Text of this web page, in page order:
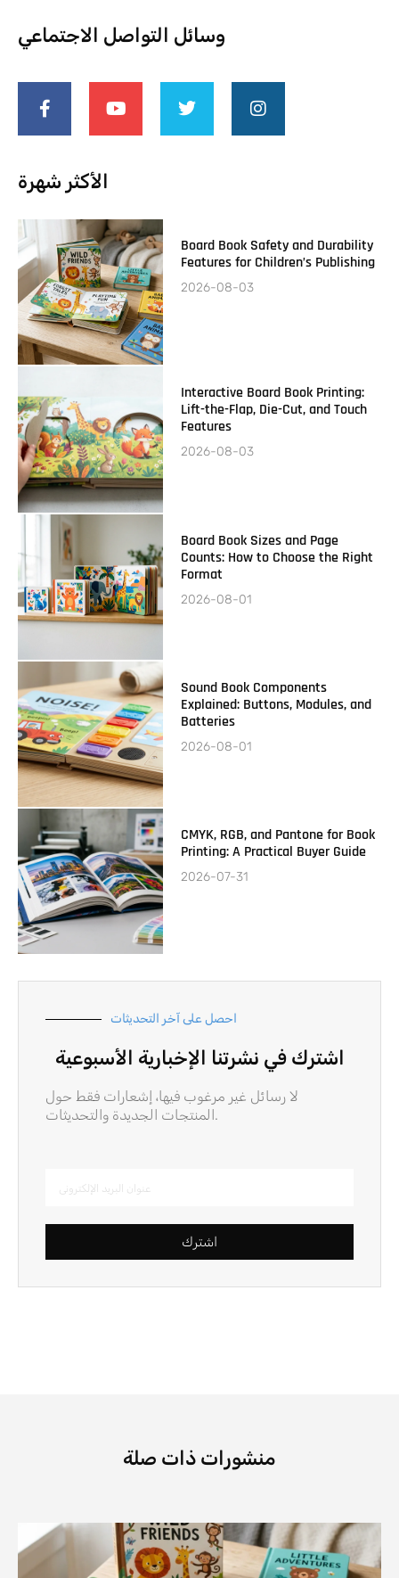
وسائل التواصل الاجتماعي
الأكثر شهرة
Board Book Safety and Durability
Features for Children’s Publishing
2026-08-03
Interactive Board Book Printing:
Lift-the-Flap, Die-Cut, and Touch
Features
2026-08-03
Board Book Sizes and Page
Counts: How to Choose the Right
Format
2026-08-01
Sound Book Components
Explained: Buttons, Modules, and
Batteries
2026-08-01
CMYK, RGB, and Pantone for Book
Printing: A Practical Buyer Guide
2026-07-31
احصل على آخر التحديثات
اشترك في نشرتنا الإخبارية الأسبوعية
لا رسائل غير مرغوب فيها، إشعارات فقط حول
المنتجات الجديدة والتحديثات.
اشترك
منشورات ذات صلة